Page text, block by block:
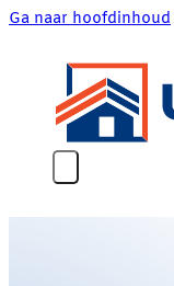
Ga naar hoofdinhoud